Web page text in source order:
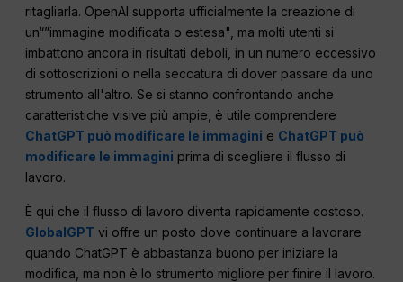
ritagliarla. OpenAI supporta ufficialmente la creazione di
un“”immagine modificata o estesa", ma molti utenti si
imbattono ancora in risultati deboli, in un numero eccessivo
di sottoscrizioni o nella seccatura di dover passare da uno
strumento all'altro. Se si stanno confrontando anche
caratteristiche visive più ampie, è utile comprendere
ChatGPT può modificare le immagini e ChatGPT può
modificare le immagini prima di scegliere il flusso di
lavoro.
È qui che il flusso di lavoro diventa rapidamente costoso.
GlobalGPT vi offre un posto dove continuare a lavorare
quando ChatGPT è abbastanza buono per iniziare la
modifica, ma non è lo strumento migliore per finire il lavoro.